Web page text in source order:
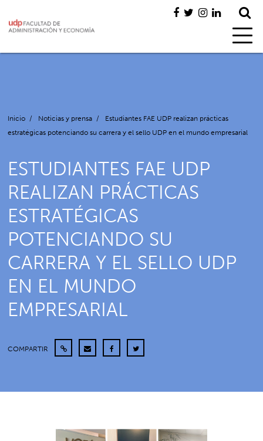
Inicio / Noticias y prensa /
Estudiantes FAE UDP realizan prácticas
estratégicas potenciando su carrera y el sello UDP en el mundo empresarial
ESTUDIANTES FAE UDP
REALIZAN PRÁCTICAS
ESTRATÉGICAS
POTENCIANDO SU
CARRERA Y EL SELLO UDP
EN EL MUNDO
EMPRESARIAL
COMPARTIR